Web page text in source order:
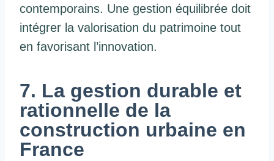
contemporains. Une gestion équilibrée doit
intégrer la valorisation du patrimoine tout
en favorisant l’innovation.
7. La gestion durable et
rationnelle de la
construction urbaine en
France